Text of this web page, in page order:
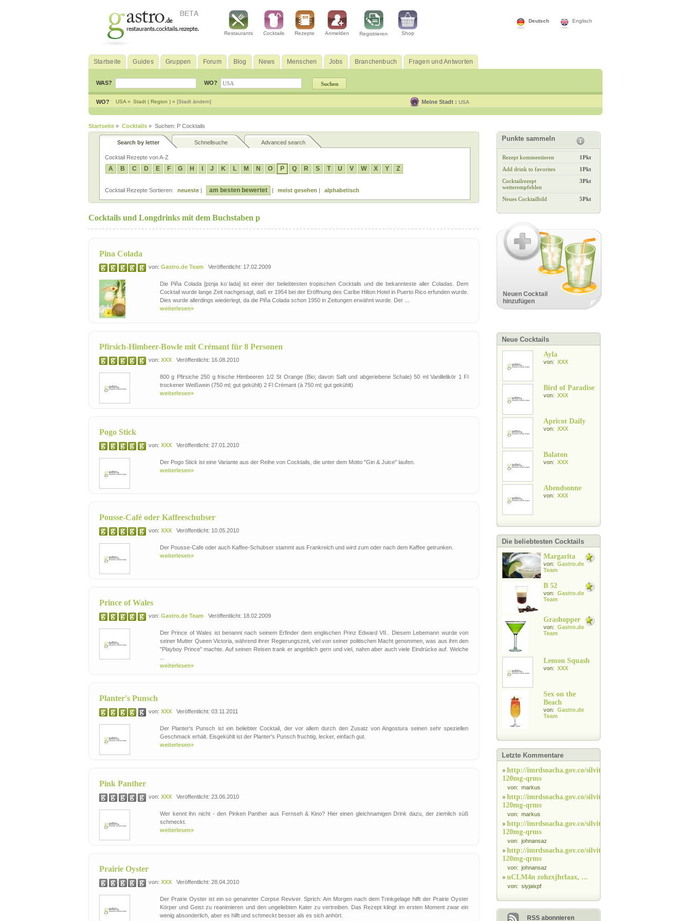
Englisch
Deutsch
Restaurants Cocktails Rezepte Anmelden Registrieren Shop
Startseite Guides Gruppen Forum Blog News Menschen Jobs Branchenbuch Fragen und Antworten
WAS? WO?
WO? USA » Stadt ( Region ) » [Stadt ändern] Meine Stadt : USA
Startseite » Cocktails » Suchen: P Cocktails
Search by letter Schnellsuche Advanced search
Cocktail Rezepte von A-Z
A B C D E F G H J K L M N O P Q R S T U V W X Y Z
Cocktail Rezepte Sortieren: neueste | am besten bewertet | meist gesehen | alphabetisch
Cocktails und Longdrinks mit dem Buchstaben p
Pina Colada
von: Gastro.de Team Veröffentlicht: 17.02.2009
Die Piña Colada [pɪnja koˈlada] ist einer der beliebtesten tropischen Cocktails und die bekannteste aller Coladas. Dem
Cocktail wurde lange Zeit nachgesagt, daß er 1954 bei der Eröffnung des Caribe Hilton Hotel in Puerto Rico erfunden wurde.
Dies wurde allerdings wiederlegt, da die Piña Colada schon 1950 in Zeitungen erwähnt wurde. Der ...
weiterlesen»
Pfirsich-Himbeer-Bowle mit Crémant für 8 Personen
von: XXX Veröffentlicht: 16.08.2010
800 g Pfirsiche 250 g frische Himbeeren 1/2 St Orange (Bio; davon Saft und abgeriebene Schale) 50 ml Vanillelikör 1 Fl
trockener Weißwein (750 ml; gut gekühlt) 2 Fl Crèmant (à 750 ml; gut gekühlt)
weiterlesen»
Pogo Stick
von: XXX Veröffentlicht: 27.01.2010
Der Pogo Stick ist eine Variante aus der Reihe von Cocktails, die unter dem Motto "Gin & Juice" laufen.
weiterlesen»
Pousse-Café oder Kaffeeschubser
von: XXX Veröffentlicht: 10.05.2010
Der Pousse-Cafe oder auch Kaffee-Schubser stammt aus Frankreich und wird zum oder nach dem Kaffee getrunken.
weiterlesen»
Prince of Wales
von: Gastro.de Team Veröffentlicht: 18.02.2009
Der Prince of Wales ist benannt nach seinem Erfinder dem englischen Prinz Edward VII.. Diesem Lebemann wurde von
seiner Mutter Queen Victoria, während ihrer Regierungszeit, viel von seiner politischen Macht genommen, was aus ihm den
"Playboy Prince" machte. Auf seinen Reisen trank er angeblich gern und viel, nahm aber auch viele Eindrücke auf. Welche
weiterlesen»
Planter's Punsch
von: XXX Veröffentlicht: 03.11.2011
Der Planter's Punsch ist ein beliebter Cocktail, der vor allem durch den Zusatz von Angostura seinen sehr speziellen
Geschmack erhält. Eisgekühlt ist der Planter's Punsch fruchtig, lecker, einfach gut.
weiterlesen»
Pink Panther
von: XXX Veröffentlicht: 23.06.2010
Wer kennt ihn nicht - den Pinken Panther aus Fernseh & Kino? Hier einen gleichnamigen Drink dazu, der ziemlich süß
schmeckt.
weiterlesen»
Prairie Oyster
von: XXX Veröffentlicht: 28.04.2010
Der Prairie Oyster ist ein so genannter Corpse Reviver. Sprich: Am Morgen nach dem Trinkgelage hilft der Prairie Oyster
Körper und Geist zu reanimieren und den ungeliebten Kater zu vertreiben. Das Rezept klingt im ersten Moment zwar ein
wenig absonderlich, aber es hilft und schmeckt besser als es sich anhört.
Punkte sammeln
Rezept kommentieren
1Pkt
Add drink to favorites
1Pkt
Cocktailrezept
weiterempfehlen
3Pkt
Neues Cocktailbild 5Pkt
Neuen Cocktail
hinzufügen
Neue Cocktails
Ayla
von: XXX
Bird of Paradise
von: XXX
Apricot Daily
von: XXX
Balaton
von: XXX
Abendsonne
von: XXX
Die beliebtesten Cocktails
Margarita
von: Gastro.de
Team
B 52
von: Gastro.de
Team
Grashopper
von: Gastro.de
Team
Lemon Squash
von: XXX
Sex on the
Beach
von: Gastro.de
Team
Letzte Kommentare
» http://imrdsoacha.gov.co/silvitra-
120mg-qrms
von: markus
» http://imrdsoacha.gov.co/silvitra-
120mg-qrms
von: markus
» http://imrdsoacha.gov.co/silvitra-
120mg-qrms
von: johnansaz
» http://imrdsoacha.gov.co/silvitra-
120mg-qrms
von: johnansaz
» uCLM4n zohzxjhrlaax, ...
von: siyjaixpf
RSS abonnieren